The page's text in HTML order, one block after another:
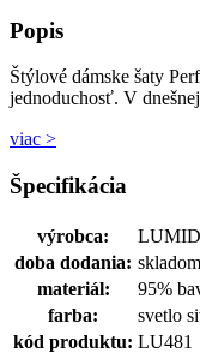
Popis
Štýlové dámske šaty
jednoduchosť. V
viac >
Špecifikácia
výrobca:
doba dodania: skladom
materiál:
95%
farba:
svetlo
kód produktu: LU481